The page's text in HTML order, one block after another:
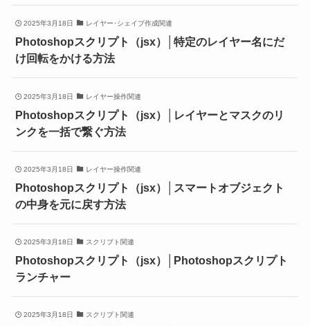
2025年3月18日 レイヤー･シェイプ作成関連
Photoshopスクリプト（jsx）│特定のレイヤー名にだ
け回転をかける方法
2025年3月18日 レイヤー操作関連
Photoshopスクリプト（jsx）│レイヤーとマスクのリ
ンクを一括で繋ぐ方法
2025年3月18日 レイヤー操作関連
Photoshopスクリプト（jsx）│スマートオブジェクト
の中身を元に戻す方法
2025年3月18日 スクリプト関連
Photoshopスクリプト（jsx）│Photoshopスクリプト
ランチャー
2025年3月18日 スクリプト関連